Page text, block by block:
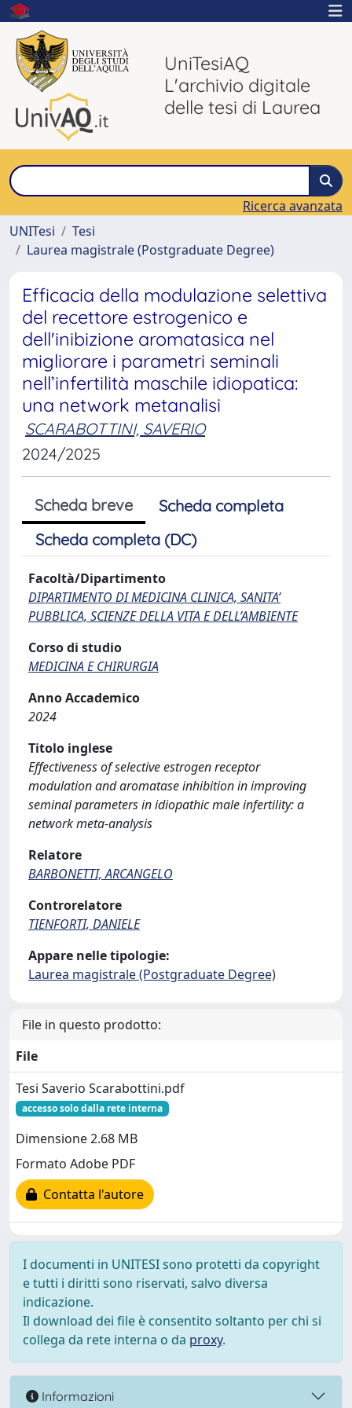
UniTesiAQ
L'archivio digitale
delle tesi di Laurea
Ricerca avanzata
UNITesi
Tesi
Laurea magistrale (Postgraduate Degree)
Efficacia della modulazione selettiva
del recettore estrogenico e
dell'inibizione aromatasica nel
migliorare i parametri seminali
nell’infertilità maschile idiopatica:
una network metanalisi
SCARABOTTINI, SAVERIO
2024/2025
Scheda breve
Scheda completa
Scheda completa (DC)
Facoltà/Dipartimento
DIPARTIMENTO DI MEDICINA CLINICA, SANITA’
PUBBLICA, SCIENZE DELLA VITA E DELL’AMBIENTE
Corso di studio
MEDICINA E CHIRURGIA
Anno Accademico
2024
Titolo inglese
Effectiveness of selective estrogen receptor
modulation and aromatase inhibition in improving
seminal parameters in idiopathic male infertility: a
network meta-analysis
Relatore
BARBONETTI, ARCANGELO
Controrelatore
TIENFORTI, DANIELE
Appare nelle tipologie:
Laurea magistrale (Postgraduate Degree)
File in questo prodotto:
File
Tesi Saverio Scarabottini.pdf
accesso solo dalla rete interna
Dimensione 2.68 MB
Formato Adobe PDF
Contatta l'autore
I documenti in UNITESI sono protetti da copyright
e tutti i diritti sono riservati, salvo diversa
indicazione.
Il download dei file è consentito soltanto per chi si
collega da rete interna o da proxy.
Informazioni